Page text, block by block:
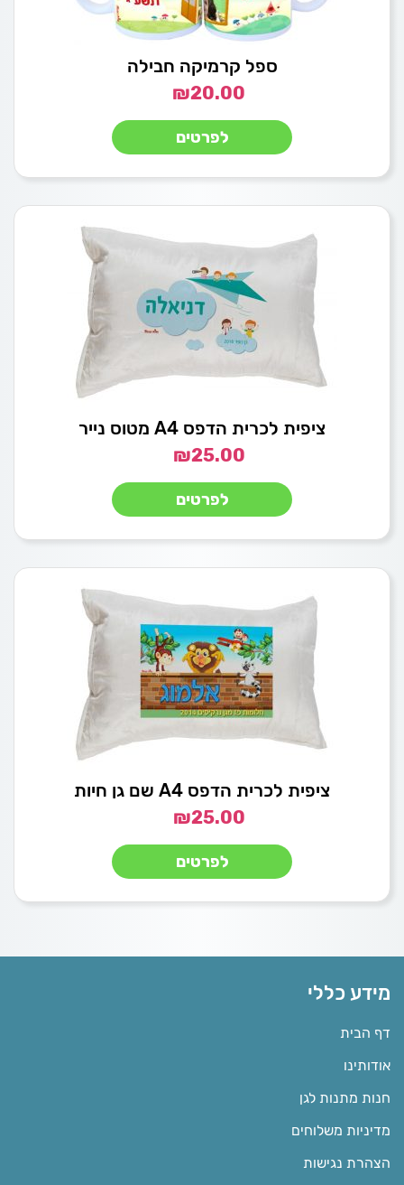
ספל קרמיקה חבילה
₪20.00
לפרטים
ציפית לכרית הדפס A4 מטוס נייר
₪25.00
לפרטים
ציפית לכרית הדפס A4 שם גן חיות
₪25.00
לפרטים
מידע כללי
דף הבית
אודותינו
חנות מתנות לגן
מדיניות משלוחים
הצהרת נגישות